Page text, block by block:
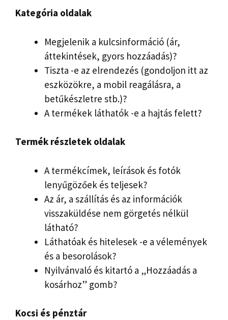
Kategória oldalak
Megjelenik a kulcsinformáció (ár,
áttekintések, gyors hozzáadás)?
Tiszta -e az elrendezés (gondoljon itt az
eszközökre, a mobil reagálásra, a
betűkészletre stb.)?
A termékek láthatók -e a hajtás felett?
Termék részletek oldalak
A termékcímek, leírások és fotók
lenyűgözőek és teljesek?
Az ár, a szállítás és az információk
visszaküldése nem görgetés nélkül
látható?
Láthatóak és hitelesek -e a vélemények
és a besorolások?
Nyilvánvaló és kitartó a „Hozzáadás a
kosárhoz” gomb?
Kocsi és pénztár